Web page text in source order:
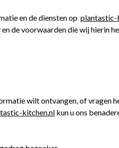
en de diensten opplantastic-
de voorwaarden die wij hierin
wilt ontvangen, of vragen
kitchen.nl kun u ons